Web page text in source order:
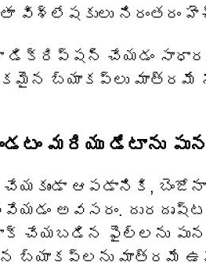
నిరంతరం
డిక్రిప్షన్ చేయడం
బ్యాకప్‌లు
మరియు డేటాను
ఆపడానికి,
అవసరం.
చేయబడిన ఫైల్‌లను
మాత్రమే